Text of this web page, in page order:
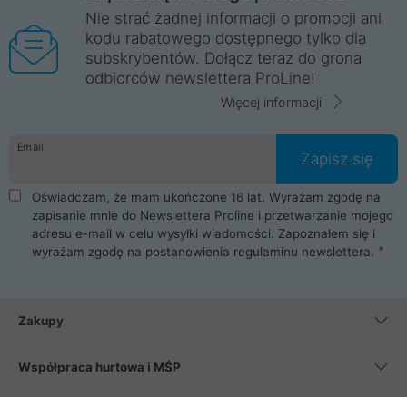
Nie strać żadnej informacji o promocji ani
kodu rabatowego dostępnego tylko dla
subskrybentów. Dołącz teraz do grona
odbiorców newslettera ProLine!
Więcej informacji
Email
Zapisz się
Oświadczam, że mam ukończone 16 lat. Wyrażam zgodę na
zapisanie mnie do Newslettera Proline i przetwarzanie mojego
adresu e-mail w celu wysyłki wiadomości. Zapoznałem się i
wyrażam zgodę na postanowienia regulaminu newslettera.
Zakupy
Współpraca hurtowa i MŚP